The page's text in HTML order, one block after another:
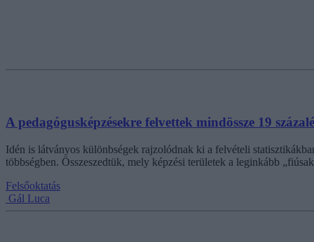
A pedagógusképzésekre felvettek mindössze 19
Idén is látványos különbségek rajzolódnak ki a felvételi
többségben. Összeszedtük, mely képzési területek a leginkább
Felsőoktatás
Gál Luca